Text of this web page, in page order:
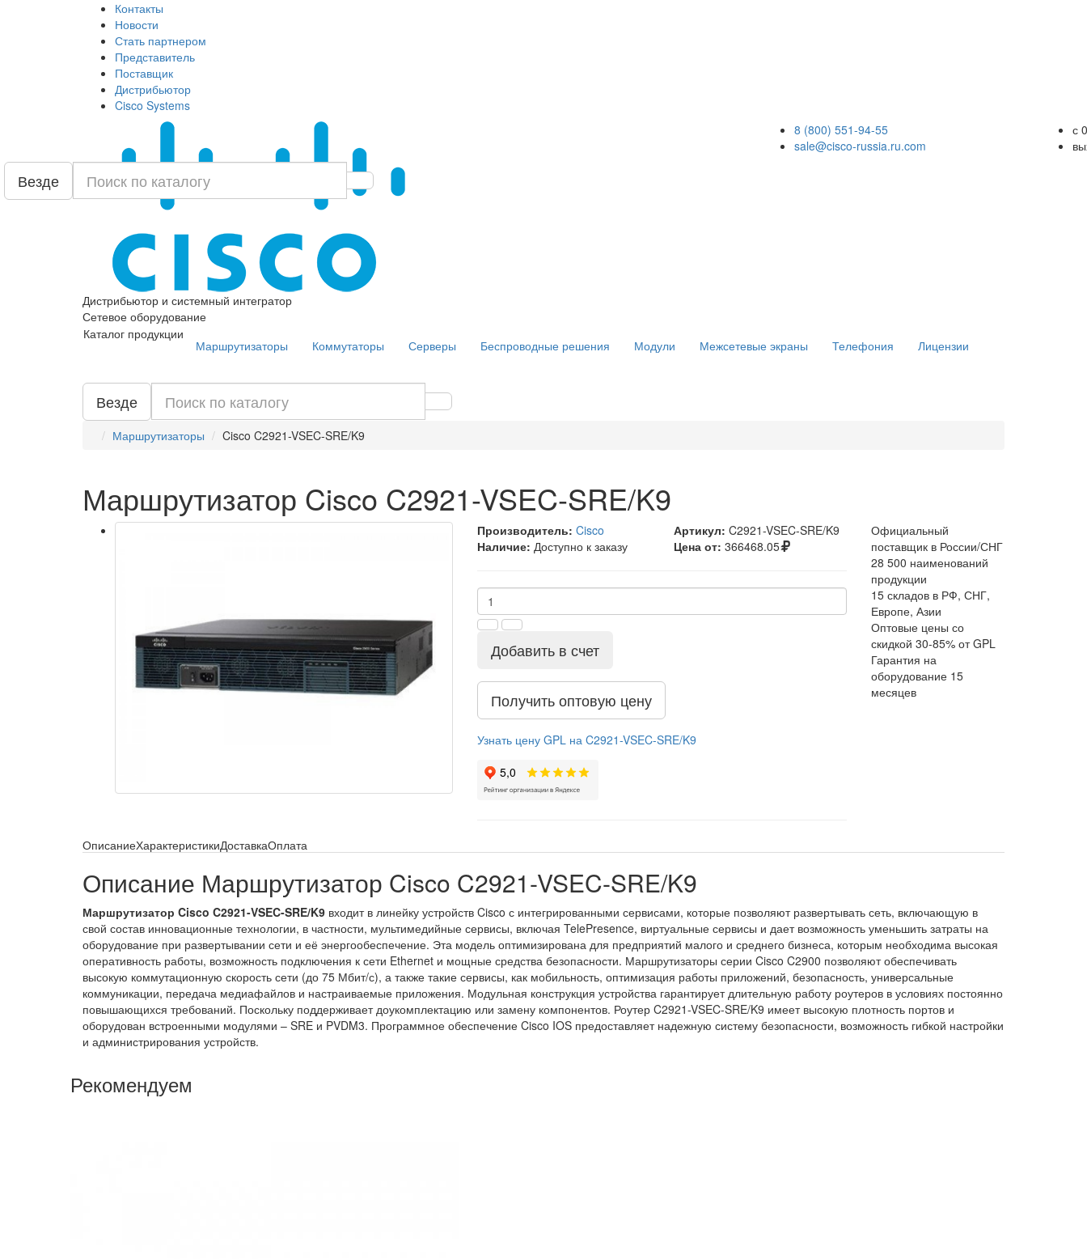
Контакты
Новости
Стать партнером
Представитель
Поставщик
Дистрибьютор
Cisco Systems
Дистрибьютор и системный интегратор
Сетевое оборудование
8 (800) 551-94-55
sale@cisco-russia.ru.com
с
Везде
Каталог продукции
Маршрутизаторы Коммутаторы Серверы Беспроводные решения Модули Межсетевые экраны Телефония Лицензии
Везде
Маршрутизаторы Cisco C2921-VSEC-SRE/K9
Маршрутизатор Cisco C2921-VSEC-SRE/K9
Производитель: Cisco Артикул: C2921-VSEC-SRE/K9
Наличие: Доступно к заказу Цена от: 366468.05
Добавить в счет
Получить оптовую цену
Узнать цену GPL на C2921-VSEC-SRE/K9
Официальный
поставщик в России/СНГ
28 500 наименований
продукции
15 складов в РФ, СНГ,
Европе, Азии
Оптовые цены со
скидкой 30-85% от GPL
Гарантия на
оборудование 15
месяцев
ОписаниеХарактеристикиДоставкаОплата
Описание Маршрутизатор Cisco C2921-VSEC-SRE/K9
Маршрутизатор Cisco C2921-VSEC-SRE/K9 входит в линейку устройств Cisco с интегрированными сервисами, которые позволяют развертывать сеть, включающую в
свой состав инновационные технологии, в частности, мультимедийные сервисы, включая TelePresence, виртуальные сервисы и дает возможность уменьшить затраты на
оборудование при развертывании сети и её энергообеспечение. Эта модель оптимизирована для предприятий малого и среднего бизнеса, которым необходима высокая
оперативность работы, возможность подключения к сети Ethernet и мощные средства безопасности. Маршрутизаторы серии Cisco C2900 позволяют обеспечивать
высокую коммутационную скорость сети (до 75 Мбит/с), а также такие сервисы, как мобильность, оптимизация работы приложений, безопасность, универсальные
коммуникации, передача медиафайлов и настраиваемые приложения. Модульная конструкция устройства гарантирует длительную работу роутеров в условиях постоянно
повышающихся требований. Поскольку поддерживает доукомплектацию или замену компонентов. Роутер C2921-VSEC-SRE/K9 имеет высокую плотность портов и
оборудован встроенными модулями – SRE и PVDM3. Программное обеспечение Cisco IOS предоставляет надежную систему безопасности, возможность гибкой настройки
и администрирования устройств.
Рекомендуем